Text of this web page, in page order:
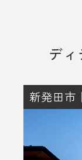
デ
新発田市